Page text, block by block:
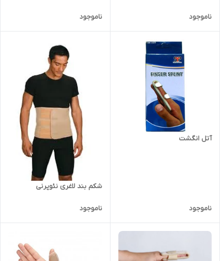
ناموجود ناموجود
آتل انگشت
ناموجود
شکم بند لاغری نئوپرنی
ناموجود